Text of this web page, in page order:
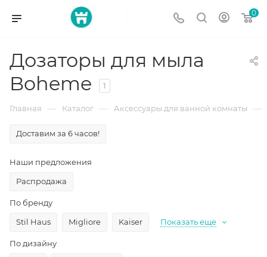
0
Дозаторы для мыла
Boheme
1
Главная — Каталог — Аксессуары для ванной комнаты —
Доставим за 6 часов!
Наши предложения
Распродажа
По бренду
Stil Haus
Migliore Kaiser Показать еще
По дизайну